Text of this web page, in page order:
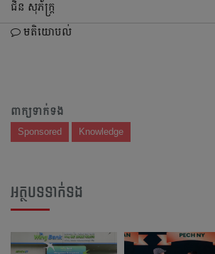
ជិន សុភ័ក្ដ្រ
មតិយោបល់
ពាក្យទាក់ទង
Sponsored Knowledge
អត្ថបទទាក់ទង